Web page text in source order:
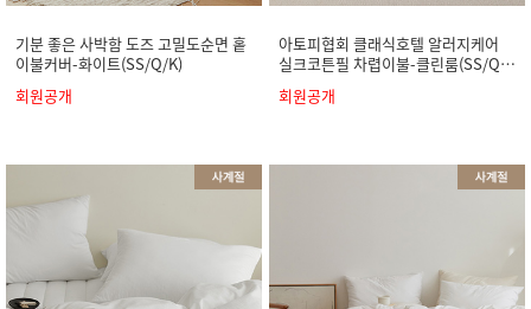
기분 좋은 사박함 도즈 고밀도순면 홑
이불커버-화이트(SS/Q/K)
회원공개
아토피협회 클래식호텔 알러지케어
실크코튼필 차렵이불-클린룸(SS/Q/
회원공개